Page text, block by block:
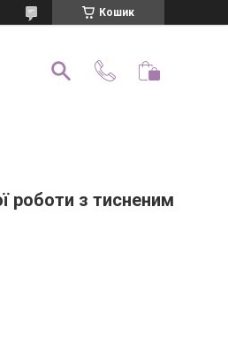
Кошик
роботи з тисненим